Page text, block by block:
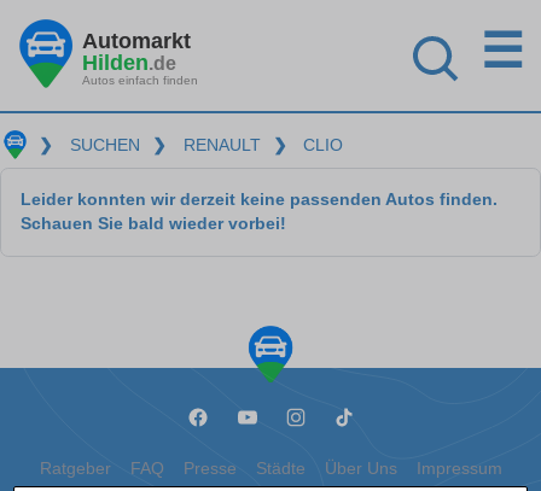
Automarkt
Hilden.de
Autos einfach finden
☰
❯ SUCHEN ❯ RENAULT ❯ CLIO
Leider konnten wir derzeit keine passenden Autos finden.
Schauen Sie bald wieder vorbei!
Ratgeber FAQ Presse Städte Über Uns Impressum